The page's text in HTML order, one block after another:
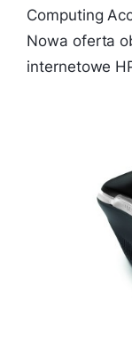
Computing
Nowa oferta
internetowe